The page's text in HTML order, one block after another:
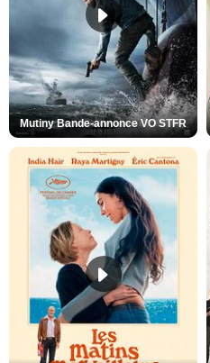
Mutiny Bande-annonce VO STFR